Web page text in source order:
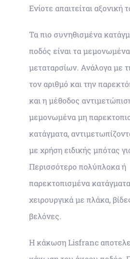
Ενίοτε απαιτείται αξονική
Τα πιο συνηθισμένα
ποδός είναι τα
μεταταρσίων. Ανάλογα με
τον αριθμό και την
και η μέθοδος
μεμονωμένα μη
κατάγματα,
με χρήση ειδικής μπότας
Περισσότερο πολύπλοκα ή
παρεκτοπισμένα
χειρουργικά με πλάκα,
βελόνες.
Η κάκωση Lisfranc αποτελεί